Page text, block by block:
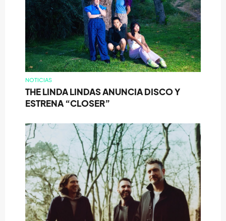
NOTICIAS
THE LINDA LINDAS ANUNCIA DISCO Y
ESTRENA “CLOSER”